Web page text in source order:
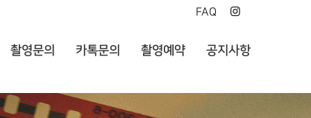
FAQ
촬영문의 카톡문의 촬영예약 공지사항